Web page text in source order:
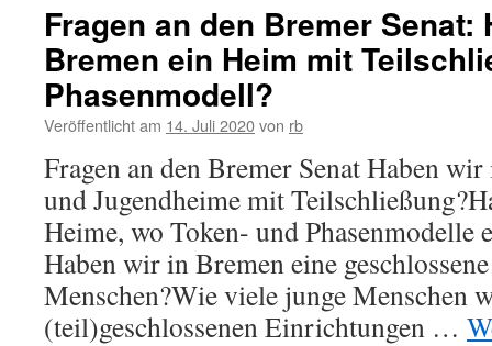
fliegst
du
nicht
raus!“
(24.01.2024,
Hamburg)
Fragen an den Bremer Senat:
Bremen ein Heim mit
Phasenmodell?
Veröffentlicht am 14. Juli 2020von rb
Fragen an den Bremer Senat Haben
und Jugendheime mit
Heime, wo Token- und Phasenmodelle
Haben wir in Bremen eine
Menschen?Wie viele junge Menschen
(teil)geschlossenen Einrichtungen …